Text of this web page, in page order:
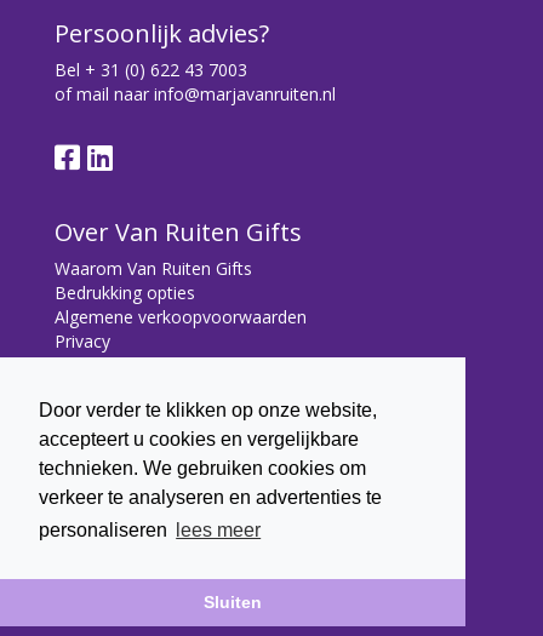
Door verder te klikken op onze website,
accepteert u cookies en vergelijkbare
technieken. We gebruiken cookies om
verkeer te analyseren en advertenties te
personaliseren
lees meer
Sluiten
Persoonlijk advies?
Bel + 31 (0) 622 43 7003
of mail naar info@marjavanruiten.nl
Over Van Ruiten Gifts
Waarom Van Ruiten Gifts
Bedrukking opties
Algemene verkoopvoorwaarden
Privacy
Contact
Contact
Bryonialaan 5
3233 VA Oostvoorne
+31 (0) 6 22 43 7003
info@marjavanruiten.nl